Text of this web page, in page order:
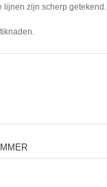
lijnen zijn scherp getekend.